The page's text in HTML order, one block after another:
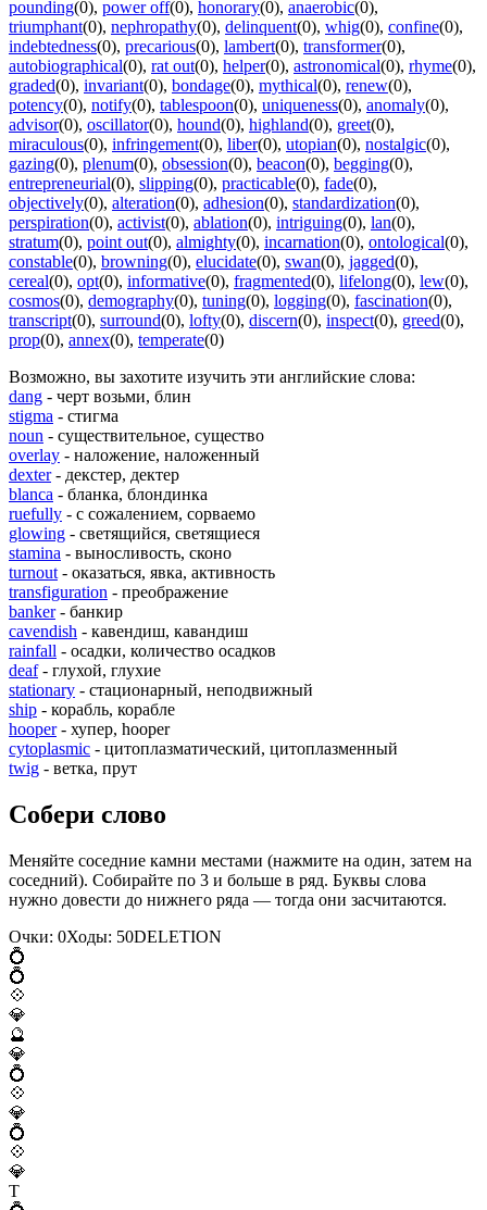
pounding(0), power off(0), honorary(0), anaerobic(0),
triumphant(0), nephropathy(0), delinquent(0), whig(0), confine(0),
indebtedness(0), precarious(0), lambert(0), transformer(0),
autobiographical(0), rat out(0), helper(0), astronomical(0), rhyme(0),
graded(0), invariant(0), bondage(0), mythical(0), renew(0),
potency(0), notify(0), tablespoon(0), uniqueness(0), anomaly(0),
advisor(0), oscillator(0), hound(0), highland(0), greet(0),
miraculous(0), infringement(0), liber(0), utopian(0), nostalgic(0),
gazing(0), plenum(0), obsession(0), beacon(0), begging(0),
entrepreneurial(0), slipping(0), practicable(0), fade(0),
objectively(0), alteration(0), adhesion(0), standardization(0),
perspiration(0), activist(0), ablation(0), intriguing(0), lan(0),
stratum(0), point out(0), almighty(0), incarnation(0), ontological(0),
constable(0), browning(0), elucidate(0), swan(0), jagged(0),
cereal(0), opt(0), informative(0), fragmented(0), lifelong(0), lew(0),
cosmos(0), demography(0), tuning(0), logging(0), fascination(0),
transcript(0), surround(0), lofty(0), discern(0), inspect(0), greed(0),
prop(0), annex(0), temperate(0)
Возможно, вы захотите изучить эти английские слова:
dang - черт возьми, блин
stigma - стигма
noun - существительное, существо
overlay - наложение, наложенный
dexter- декстер, дектер
blanca - бланка, блондинка
ruefully - с сожалением, сорваемо
glowing - светящийся, светящиеся
stamina - выносливость, сконо
turnout - оказаться, явка, активность
transfiguration - преображение
banker- банкир
cavendish - кавендиш, кавандиш
rainfall - осадки, количество осадков
deaf- глухой, глухие
stationary - стационарный, неподвижный
ship - корабль, корабле
hooper- хупер, hooper
cytoplasmic - цитоплазматический, цитоплазменный
twig - ветка, прут
Собери слово
Меняйте соседние камни местами (нажмите на один, затем на
соседний). Собирайте по 3 и больше в ряд. Буквы слова
нужно довести до нижнего ряда — тогда они засчитаются.
Очки: 0Ходы: 50DELETION
💍
💍
💠
💎
🔮
💎
💍
💠
💎
💍
💠
💎
T